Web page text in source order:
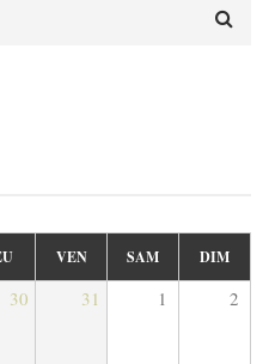
VEN SAM DIM
30 31 1 2